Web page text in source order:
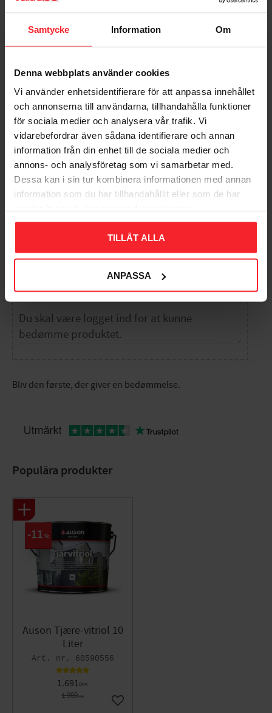
Samtycke Information Om
Denna webbplats använder cookies
Vi använder enhetsidentifierare för att anpassa innehållet
och annonserna till användarna, tillhandahålla funktioner
för sociala medier och analysera vår trafik. Vi
vidarebefordrar även sådana identifierare och annan
information från din enhet till de sociala medier och
annons- och analysföretag som vi samarbetar med.
Dessa kan i sin tur kombinera informationen med annan
information som du har tillhandahållit eller som de har
TILLÅT ALLA
ANPASSA
Bedømmelser
Bliv den første, der giver en bedømmelse.
URETANKLUBBA DB
5000 HULTAFORS
005472609
2.426 DKK
Populära produkter
Auson Tjære-vitriol 10
Liter
60590556
1.691DKK
1.900DKK
11 %
Gem som favorit